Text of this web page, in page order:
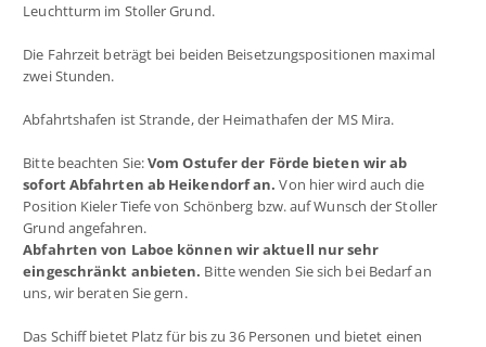
Leuchtturm im Stoller Grund.
Die Fahrzeit beträgt bei beiden Beisetzungspositionen maximal
zwei Stunden.
Abfahrtshafen ist Strande, der Heimathafen der MS Mira.
Bitte beachten Sie:Vom Ostufer der Förde bieten wir ab
sofort Abfahrten ab Heikendorf an.Von hier wird auch die
Position Kieler Tiefe von Schönberg bzw. auf Wunsch der Stoller
Grund angefahren.
Abfahrten von Laboe können wir aktuell nur sehr
eingeschränkt anbieten. Bitte wenden Sie sich bei Bedarf an
uns, wir beraten Sie gern.
Das Schiff bietet Platz für bis zu 36 Personen und bietet einen